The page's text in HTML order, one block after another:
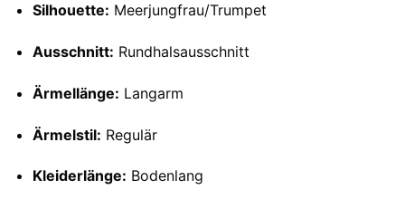
Silhouette: Meerjungfrau/Trumpet
Ausschnitt: Rundhalsausschnitt
Ärmellänge: Langarm
Ärmelstil: Regulär
Kleiderlänge: Bodenlang